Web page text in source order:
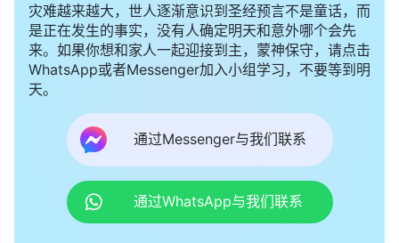
灾难越来越大，世人逐渐意识到圣经预言不是童话，而
是正在发生的事实，没有人确定明天和意外哪个会先
来。如果你想和家人一起迎接到主，蒙神保守，请点击
WhatsApp或者Messenger加入小组学习，不要等到明
天。
通过Messenger与我们联系
通过WhatsApp与我们联系